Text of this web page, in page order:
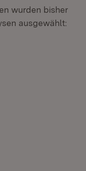
wurden bisher
ausgewählt: